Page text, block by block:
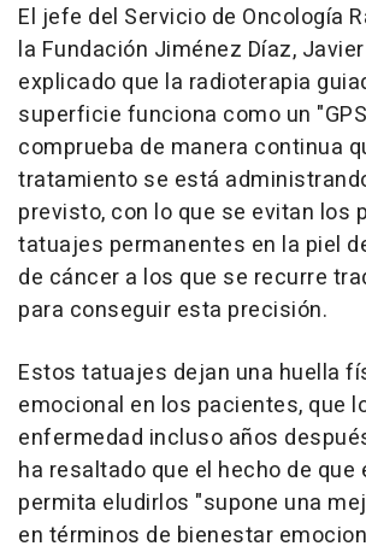
El jefe del Servicio de Oncología
la Fundación Jiménez Díaz,
explicado que la radioterapia
superficie funciona como un
comprueba de manera continua
tratamiento se está
previsto, con lo que se evitan los
tatuajes permanentes en la piel
de cáncer a los que se recurre
para conseguir esta precisión.
Estos tatuajes dejan una huella
emocional en los pacientes, que
enfermedad incluso años
ha resaltado que el hecho de
permita eludirlos "supone una
en términos de bienestar